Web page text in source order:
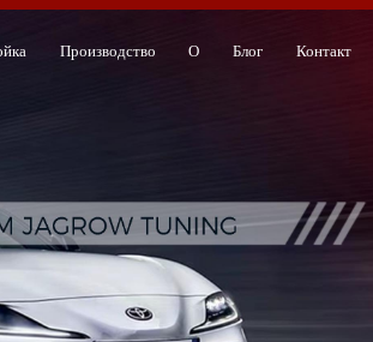
Производство О Блог Контакт